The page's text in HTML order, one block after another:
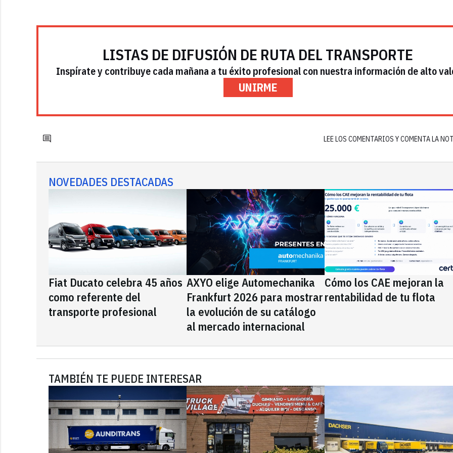
LISTAS DE DIFUSIÓN DE RUTA DEL TRANSPORTE
Inspírate y contribuye cada mañana a tu éxito profesional con nuestra información de alto
UNIRME
LEE LOS COMENTARIOS Y COMENTA LA
NOVEDADES DESTACADAS
Fiat Ducato celebra 45 años
como referente del
transporte profesional
AXYO elige Automechanika
Frankfurt 2026 para mostrar
la evolución de su catálogo
al mercado internacional
Cómo los CAE mejoran la
rentabilidad de tu flota
TAMBIÉN TE PUEDE INTERESAR